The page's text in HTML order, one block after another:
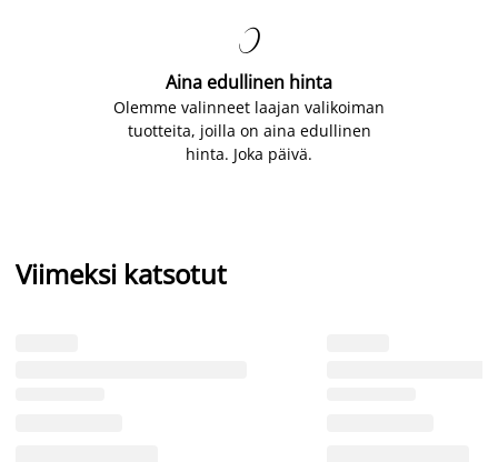

Aina edullinen hinta
Olemme valinneet laajan valikoiman
tuotteita, joilla on aina edullinen
hinta. Joka päivä.
Viimeksi katsotut